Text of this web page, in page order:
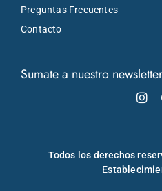
Preguntas Frecuentes
Contacto
Sumate a nuestro newsletter
Todos los derechos